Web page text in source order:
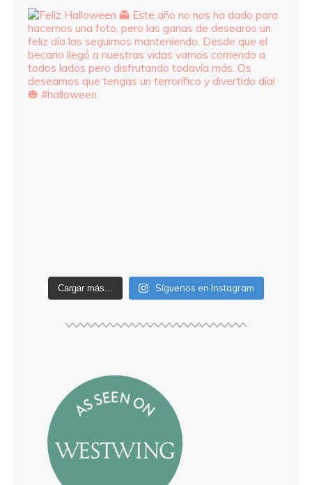
Cargar más... Síguenos en Instagram